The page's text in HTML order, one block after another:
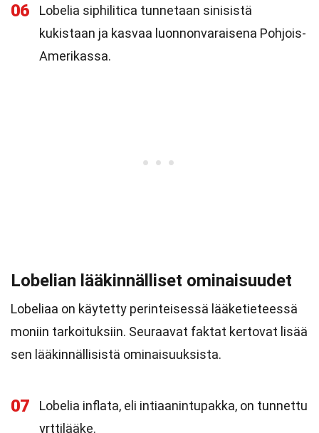
06
Lobelia siphilitica tunnetaan sinisistä
kukistaan ja kasvaa luonnonvaraisena Pohjois-
Amerikassa.
Lobelian lääkinnälliset ominaisuudet
Lobeliaa on käytetty perinteisessä lääketieteessä
moniin tarkoituksiin. Seuraavat faktat kertovat lisää
sen lääkinnällisistä ominaisuuksista.
07
Lobelia inflata, eli intiaanintupakka, on tunnettu
yrttilääke.